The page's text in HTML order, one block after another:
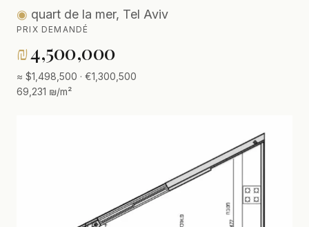
◉ quart de la mer, Tel Aviv
PRIX DEMANDÉ
₪4,500,000
≈ $1,498,500 · €1,300,500
69,231 ₪/m²